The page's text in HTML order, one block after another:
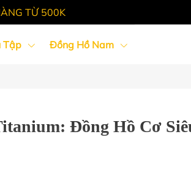
TỪ 500K
Tập Đồng Hồ Nam
Đồng Hồ Cơ